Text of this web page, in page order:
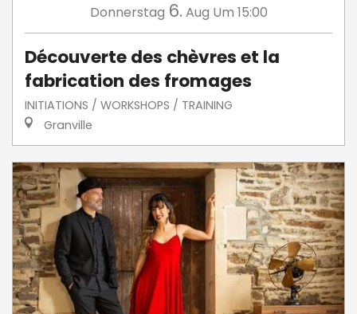
Donnerstag 6. Aug Um 15:00
Découverte des chèvres et la
fabrication des fromages
INITIATIONS / WORKSHOPS / TRAINING
Granville